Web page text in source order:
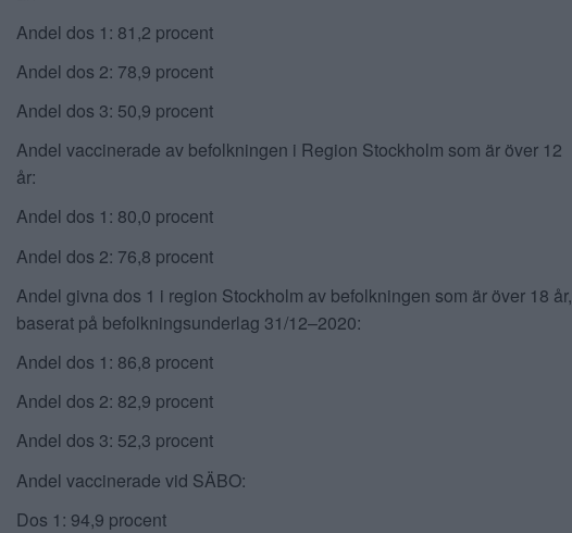
Andel dos 1: 81,2 procent
Andel dos 2: 78,9 procent
Andel dos 3: 50,9 procent
Andel vaccinerade av befolkningen i Region Stockholm som är över 12
år:
Andel dos 1: 80,0 procent
Andel dos 2: 76,8 procent
Andel givna dos 1 i region Stockholm av befolkningen som är över 18 år,
baserat på befolkningsunderlag 31/12–2020:
Andel dos 1: 86,8 procent
Andel dos 2: 82,9 procent
Andel dos 3: 52,3 procent
Andel vaccinerade vid SÄBO:
Dos 1: 94,9 procent